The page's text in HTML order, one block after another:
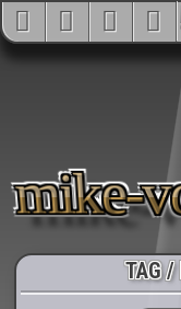
mike-
TAG /